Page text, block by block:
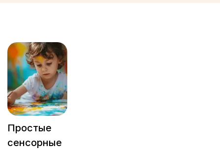
Простые
сенсорные